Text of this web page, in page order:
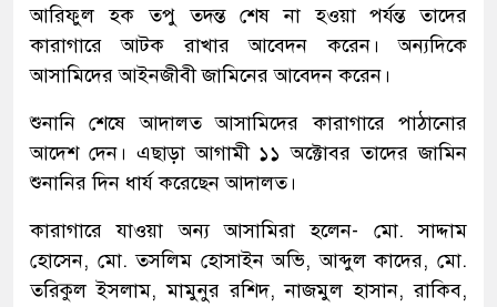
আরিফুল হক তপু তদন্ত শেষ না হওয়া পর্যন্ত তাদের
কারাগারে আটক রাখার আবেদন করেন। অন্যদিকে
আসামিদের আইনজীবী জামিনের আবেদন করেন।
শুনানি শেষে আদালত আসামিদের কারাগারে পাঠানোর
আদেশ দেন। এছাড়া আগামী ১১ অক্টোবর তাদের জামিন
শুনানির দিন ধার্য করেছেন আদালত।
কারাগারে যাওয়া অন্য আসামিরা হলেন- মো. সাদ্দাম
হোসেন, মো. তসলিম হোসাইন অভি, আব্দুল কাদের, মো.
তরিকুল ইসলাম, মামুনুর রশিদ, নাজমুল হাসান, রাকিব,